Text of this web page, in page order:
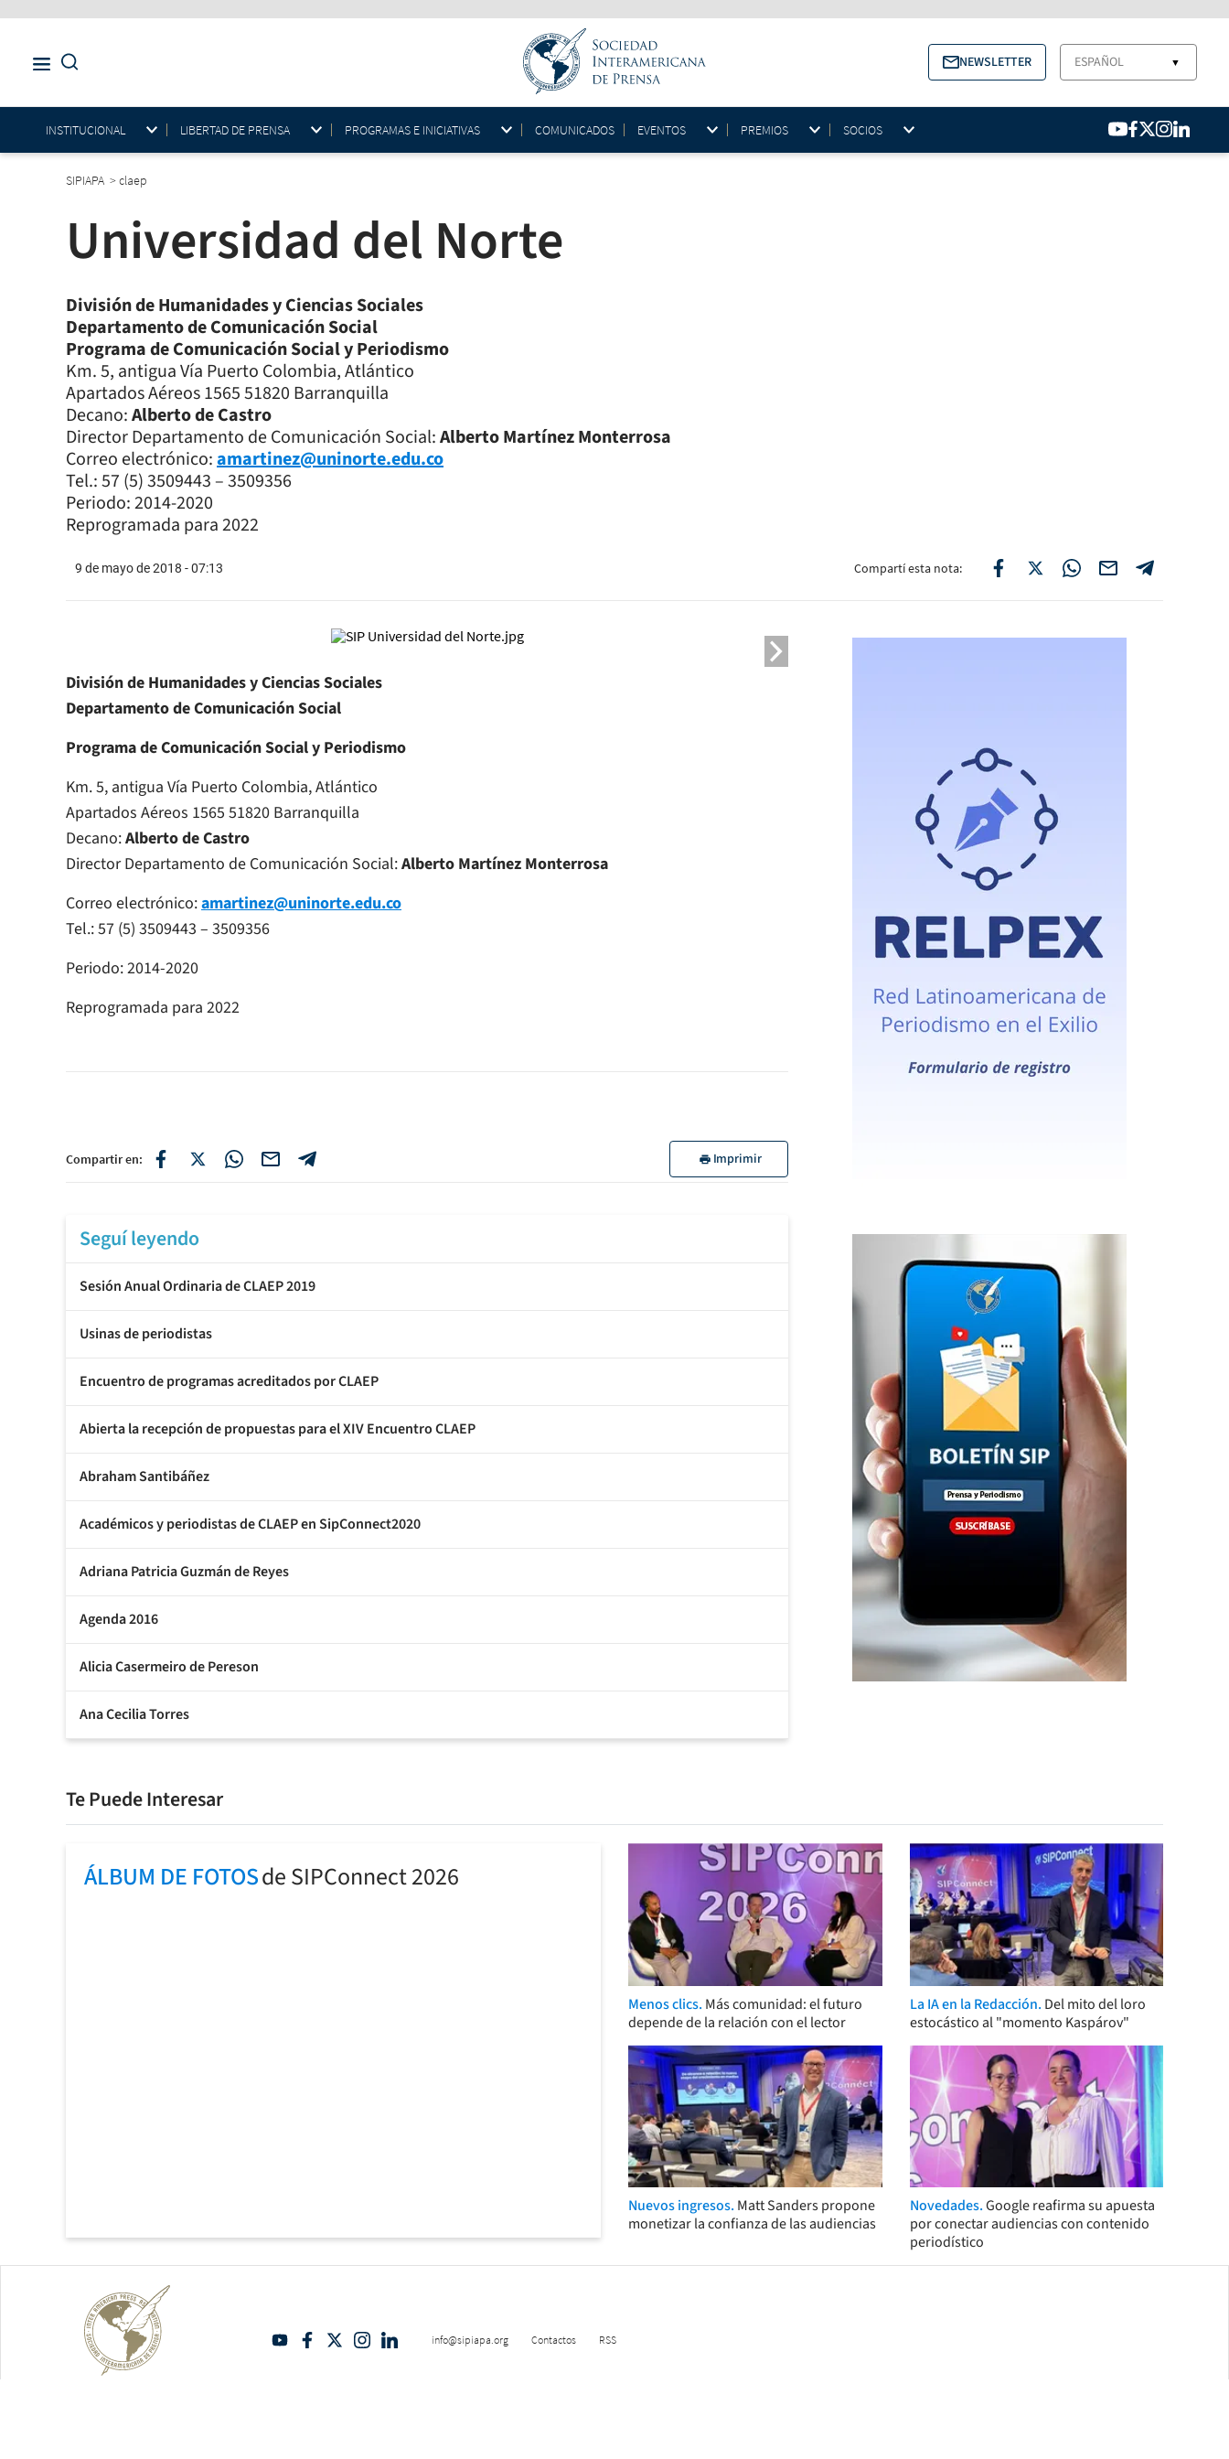
NEWSLETTER ESPAÑOL ▼
INSTITUCIONAL LIBERTAD DE PRENSA PROGRAMAS E INICIATIVAS COMUNICADOS EVENTOS PREMIOS SOCIOS
SIPIAPA >claep
Universidad del Norte
División de Humanidades y Ciencias Sociales
Departamento de Comunicación Social
Programa de Comunicación Social y Periodismo
Km. 5, antigua Vía Puerto Colombia, Atlántico
Apartados Aéreos 1565 51820 Barranquilla
Decano:Alberto de Castro
Director Departamento de Comunicación Social:Alberto Martínez Monterrosa
Correo electrónico:amartinez@uninorte.edu.co
Tel.: 57 (5) 3509443 – 3509356
Periodo: 2014-2020
Reprogramada para 2022
9 de mayo de 2018 - 07:13 Compartí esta nota:
División de Humanidades y Ciencias Sociales
Departamento de Comunicación Social
Programa de Comunicación Social y Periodismo
Km. 5, antigua Vía Puerto Colombia, Atlántico
Apartados Aéreos 1565 51820 Barranquilla
Decano:Alberto de Castro
Director Departamento de Comunicación Social:Alberto Martínez Monterrosa
Correo electrónico:amartinez@uninorte.edu.co
Tel.: 57 (5) 3509443 – 3509356
Periodo: 2014-2020
Reprogramada para 2022
Compartir en: Imprimir
Seguí leyendo
Sesión Anual Ordinaria de CLAEP 2019
Usinas de periodistas
Encuentro de programas acreditados por CLAEP
Abierta la recepción de propuestas para el XIV Encuentro CLAEP
Abraham Santibáñez
Académicos y periodistas de CLAEP en SipConnect2020
Adriana Patricia Guzmán de Reyes
Agenda 2016
Alicia Casermeiro de Pereson
Ana Cecilia Torres
Te Puede Interesar
ÁLBUM DE FOTOSde SIPConnect 2026
Menos clics. Más comunidad: el futuro
depende de la relación con el lector
La IA en la Redacción. Del mito del loro
estocástico al "momento Kaspárov"
Nuevos ingresos. Matt Sanders propone
monetizar la confianza de las audiencias
Novedades.Google reafirma su apuesta
por conectar audiencias con contenido
periodístico
info@sipiapa.org Contactos RSS